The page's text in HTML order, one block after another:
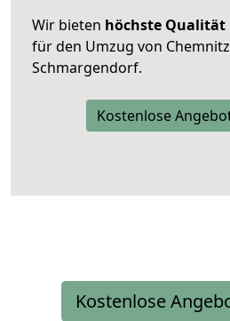
Wir bieten höchste Qualität
für den Umzug von
Schmargendorf.
Kostenlose
Kostenlose